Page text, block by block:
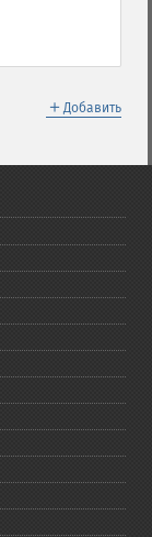
＋ Добавить